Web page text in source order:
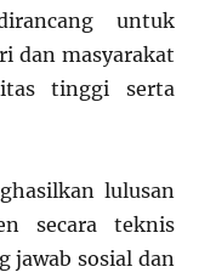
untuk
dan masyarakat
tinggi serta
lulusan
secara teknis
jawab sosial dan